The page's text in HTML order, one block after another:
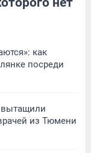
как
посреди
вытащили
из Тюмени